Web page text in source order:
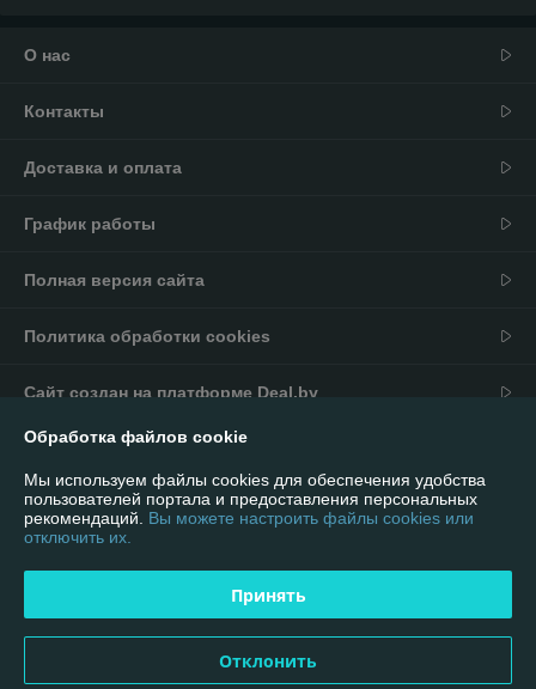
О нас
Контакты
Доставка и оплата
График работы
Полная версия сайта
Политика обработки cookies
Сайт создан на платформе Deal.by
Юридическое лицо:ИП Андриевский Павел Николаевич
г. Минск, ул. Мельникайте 16/92
комитет
Дата регистрации компании: 02.04.2012
Обработка файлов cookie
Мы используем файлы cookies для обеспечения удобства
пользователей портала и предоставления персональных
рекомендаций. Вы можете настроить файлы cookies или
отключить их.
Принять
Отклонить